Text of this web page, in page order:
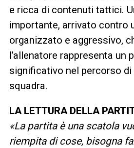
e ricca di contenuti tattici.
importante, arrivato contro
organizzato e aggressivo,
l’allenatore rappresenta un
significativo nel percorso
squadra.
LA LETTURA DELLA
«La partita è una scatola
riempita di cose, bisogna